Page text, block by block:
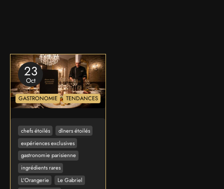
23
Oct
GASTRONOMIE TENDANCES
chefs étoilés
dîners étoilés
expériences exclusives
gastronomie parisienne
ingrédients rares
L'Orangerie
Le Gabriel